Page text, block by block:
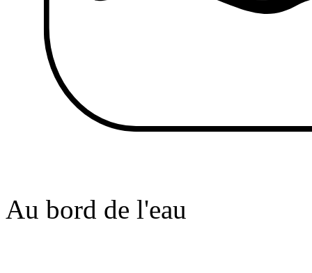
Au bord de l'eau